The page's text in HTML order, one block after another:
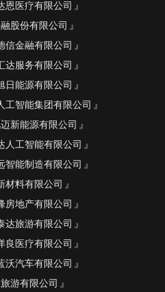
恩医疗有限公司
股份有限公司
信金融有限公司
达服务有限公司
日能源有限公司
工智能集团有限公司
新能源有限公司
人工智能有限公司
智能制造有限公司
材料有限公司
房地产有限公司
达旅游有限公司
良医疗有限公司
沃汽车有限公司
游有限公司